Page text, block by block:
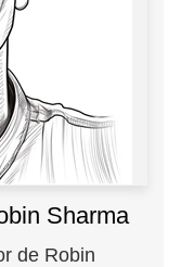
Sharma
de Robin